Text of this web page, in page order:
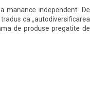
manance independent. De
ca „autodiversificarea
de produse pregatite de